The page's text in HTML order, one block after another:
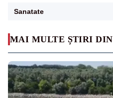
MAI MULTE ȘTIRI DIN
Sanatate